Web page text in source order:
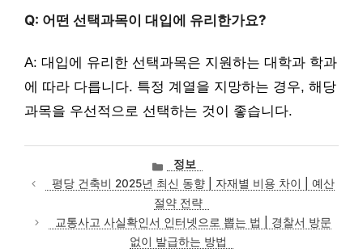
Q: 어떤 선택과목이 대입에 유리한가요?
A: 대입에 유리한 선택과목은 지원하는 대학과 학과
에 따라 다릅니다. 특정 계열을 지망하는 경우, 해당
과목을 우선적으로 선택하는 것이 좋습니다.
카
테
고
리
정보
평당 건축비 2025년 최신 동향 | 자재별 비용 차이 | 예산
절약 전략
교통사고 사실확인서 인터넷으로 뽑는 법 | 경찰서 방문
없이 발급하는 방법